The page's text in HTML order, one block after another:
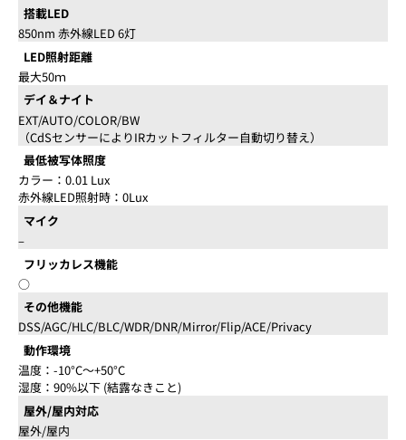
搭載LED
850nm 赤外線LED 6灯
LED照射距離
最大50ｍ
デイ＆ナイト
EXT/AUTO/COLOR/BW
（CdSセンサーによりIRカットフィルター自動切り替え）
最低被写体照度
カラー：0.01 Lux
赤外線LED照射時：0Lux
マイク
–
フリッカレス機能
○
その他機能
DSS/AGC/HLC/BLC/WDR/DNR/Mirror/Flip/ACE/Privacy
動作環境
温度：-10°C～+50°C
湿度：90%以下 (結露なきこと)
屋外/屋内対応
屋外/屋内